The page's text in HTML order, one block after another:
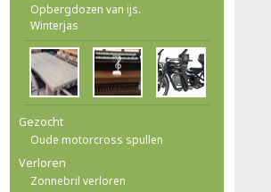
Opbergdozen van ijs.
Winterjas
Gezocht
Oude motorcross spullen
Verloren
Zonnebril verloren